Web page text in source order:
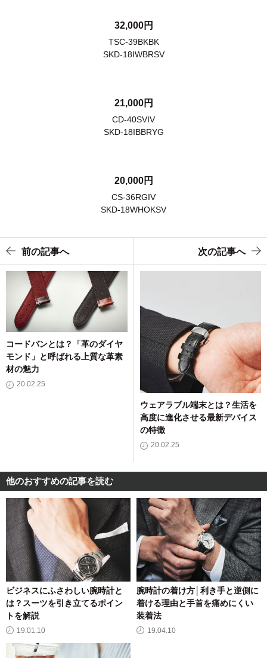
32,000円
TSC-39BKBK
SKD-18IWBRSV
21,000円
CD-40SVIV
SKD-18IBBRYG
20,000円
CS-36RGIV
SKD-18WHOKSV
前の記事へ
コードバンとは？「革のダイヤ
モンド」と呼ばれる上質な革素
材の魅力
20.02.25
次の記事へ
ウェアラブル端末とは？生活を
高度に進化させる最新デバイス
の特徴
20.02.25
他のおすすめの記事を読む
ビジネスにふさわしい腕時計と
は？スーツを引き立てるポイン
トを解説
19.01.10
腕時計の着け方│利き手と逆側に
着ける理由と手首を痛めにくい
装着法
19.04.10